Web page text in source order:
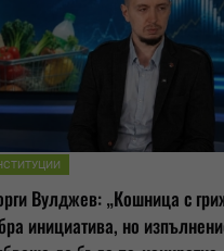
Вулджев: „Кошница с
инициатива, но